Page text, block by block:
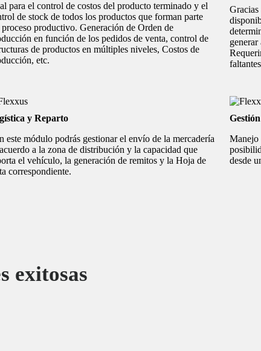
para el control de costos del producto terminado y el
de stock de todos los productos que forman parte
productivo. Generación de Orden de
en función de los pedidos de venta, control de
de productos en múltiples niveles, Costos de
etc.
Gracias
y Reparto
este módulo podrás gestionar el envío de la mercadería
a la zona de distribución y la capacidad que
el vehículo, la generación de remitos y la Hoja de
correspondiente.
Manejo
desde
exitosas